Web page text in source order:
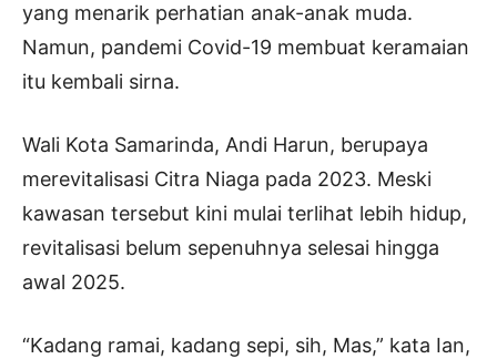
yang menarik perhatian anak-anak muda.
Namun, pandemi Covid-19 membuat keramaian
itu kembali sirna.
Wali Kota Samarinda, Andi Harun, berupaya
merevitalisasi Citra Niaga pada 2023. Meski
kawasan tersebut kini mulai terlihat lebih hidup,
revitalisasi belum sepenuhnya selesai hingga
awal 2025.
“Kadang ramai, kadang sepi, sih, Mas,” kata Ian,